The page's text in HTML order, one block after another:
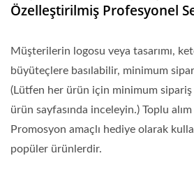
Özelleştirilmiş Profesyonel
Müşterilerin logosu veya tasarımı,
büyüteçlere basılabilir, minimum
(Lütfen her ürün için minimum sipariş
ürün sayfasında inceleyin.) Toplu
Promosyon amaçlı hediye olarak
popüler ürünlerdir.